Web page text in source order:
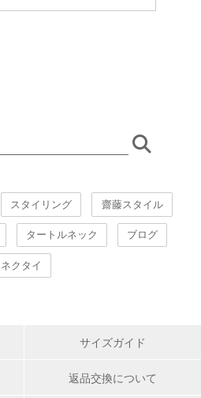
スタイリング 齋藤スタイル
タートルネック ブログ
ネクタイ
サイズガイド
返品交換について